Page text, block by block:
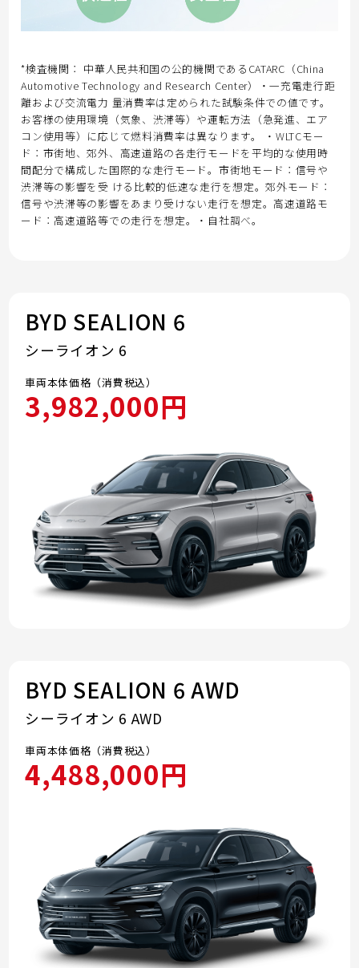
*検査機関： 中華人民共和国の公的機関であるCATARC（China
Automotive Technology and Research Center）・一充電走行距
離および交流電力 量消費率は定められた試験条件での値です。
お客様の使用環境（気象、渋滞等）や運転方法（急発進、エア
コン使用等）に応じて燃料消費率は異なります。 ・WLTCモー
ド：市街地、郊外、高速道路の各走行モードを平均的な使用時
間配分で構成した国際的な走行モード。市街地モード：信号や
渋滞等の影響を受 ける比較的低速な走行を想定。郊外モード：
信号や渋滞等の影響をあまり受けない走行を想定。高速道路モ
ード：高速道路等での走行を想定。・自社調べ。
BYD SEALION 6
シーライオン 6
車両本体価格（消費税込）
3,982,000円
BYD SEALION 6 AWD
シーライオン 6 AWD
車両本体価格（消費税込）
4,488,000円